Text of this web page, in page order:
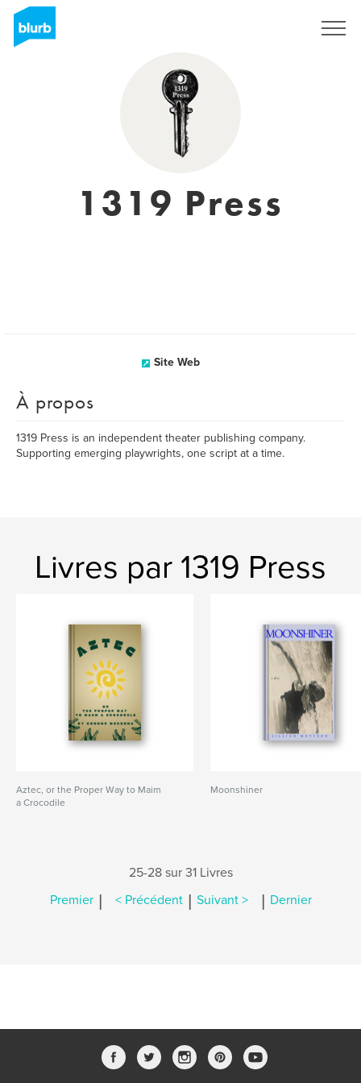
1319 Press
Site Web
À propos
1319 Press is an independent theater publishing company.
Supporting emerging playwrights, one script at a time.
Livres par 1319 Press
Aztec, or the Proper Way to Maim
a Crocodile
Moonshiner
25-28 sur 31 Livres
Premier | < Précédent | Suivant > | Dernier